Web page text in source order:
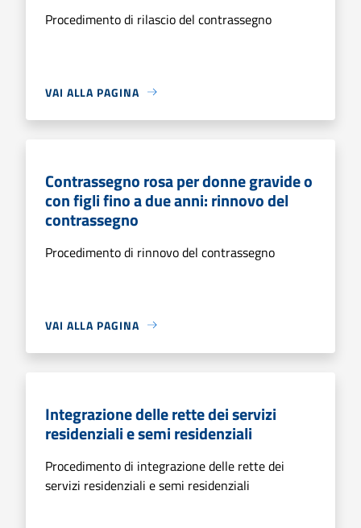
Procedimento di rilascio del contrassegno
VAI ALLA PAGINA
Contrassegno rosa per donne gravide o
con figli fino a due anni: rinnovo del
contrassegno
Procedimento di rinnovo del contrassegno
VAI ALLA PAGINA
Integrazione delle rette dei servizi
residenziali e semi residenziali
Procedimento di integrazione delle rette dei
servizi residenziali e semi residenziali